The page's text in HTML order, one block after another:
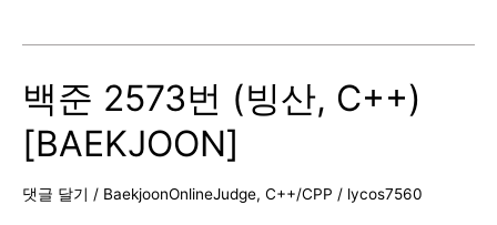
(치
즈,
C++)
[BAEKJOON]
백준 2573번 (빙산, C++)
[BAEKJOON]
댓글 달기 / BaekjoonOnlineJudge, C++/CPP / lycos7560